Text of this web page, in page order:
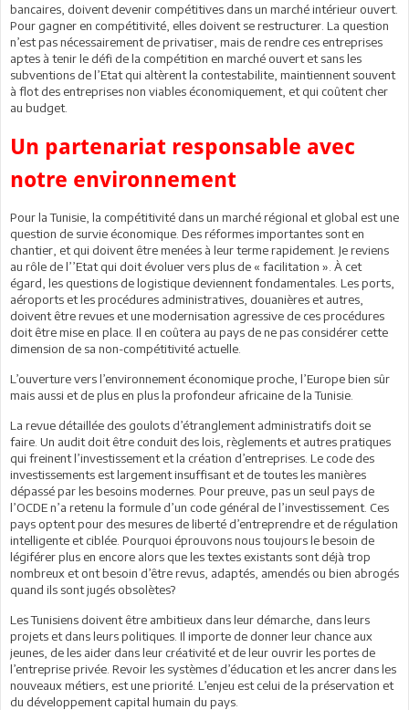
bancaires, doivent devenir compétitives dans un marché intérieur ouvert.
Pour gagner en compétitivité, elles doivent se restructurer. La question
n’est pas nécessairement de privatiser, mais de rendre ces entreprises
aptes à tenir le défi de la compétition en marché ouvert et sans les
subventions de l’Etat qui altèrent la contestabilite, maintiennent souvent
à flot des entreprises non viables économiquement, et qui coûtent cher
au budget.
Un partenariat responsable avec
notre environnement
Pour la Tunisie, la compétitivité dans un marché régional et global est une
question de survie économique. Des réformes importantes sont en
chantier, et qui doivent être menées à leur terme rapidement. Je reviens
au rôle de l’’Etat qui doit évoluer vers plus de « facilitation ». À cet
égard, les questions de logistique deviennent fondamentales. Les ports,
aéroports et les procédures administratives, douanières et autres,
doivent être revues et une modernisation agressive de ces procédures
doit être mise en place. Il en coûtera au pays de ne pas considérer cette
dimension de sa non-compétitivité actuelle.
L’ouverture vers l’environnement économique proche, l’Europe bien sûr
mais aussi et de plus en plus la profondeur africaine de la Tunisie.
La revue détaillée des goulots d’étranglement administratifs doit se
faire. Un audit doit être conduit des lois, règlements et autres pratiques
qui freinent l’investissement et la création d’entreprises. Le code des
investissements est largement insuffisant et de toutes les manières
dépassé par les besoins modernes. Pour preuve, pas un seul pays de
l’OCDE n’a retenu la formule d’un code général de l’investissement. Ces
pays optent pour des mesures de liberté d’entreprendre et de régulation
intelligente et ciblée. Pourquoi éprouvons nous toujours le besoin de
légiférer plus en encore alors que les textes existants sont déjà trop
nombreux et ont besoin d’être revus, adaptés, amendés ou bien abrogés
quand ils sont jugés obsolètes?
Les Tunisiens doivent être ambitieux dans leur démarche, dans leurs
projets et dans leurs politiques. Il importe de donner leur chance aux
jeunes, de les aider dans leur créativité et de leur ouvrir les portes de
l’entreprise privée. Revoir les systèmes d’éducation et les ancrer dans les
nouveaux métiers, est une priorité. L’enjeu est celui de la préservation et
du développement capital humain du pays.